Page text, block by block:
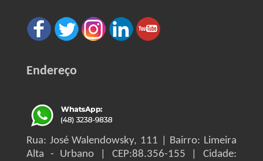
Endereço
Rua: José Walendowsky, 111 | Bairro: Limeira
Alta - Urbano | CEP:88.356-155 | Cidade: